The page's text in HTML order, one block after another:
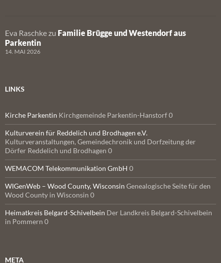
Eva Raschke zu Familie Brügge und Westendorf aus
Parkentin
14. MAI 2026
LINKS
Kirche Parkentin Kirchgemeinde Parkentin-Hanstorf 0
Kulturverein für Reddelich und Brodhagen e.V.
Kulturveranstaltungen, Gemeindechronik und Dorfzeitung der
Dörfer Reddelich und Brodhagen 0
WEMACOM Telekommunikation GmbH 0
WIGenWeb – Wood County, Wisconsin Genealogische Seite für den
Wood County in Wisconsin 0
Heimatkreis Belgard-Schivelbein Der Landkreis Belgard-Schivelbein
in Pommern 0
META